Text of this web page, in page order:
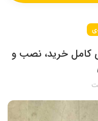
کامل خرید، نصب و